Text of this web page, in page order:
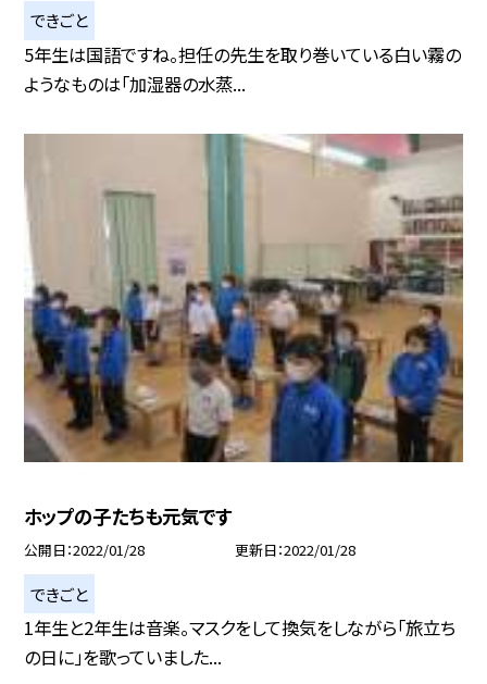
できごと
5年生は国語ですね。担任の先生を取り巻いている白い霧の
ようなものは「加湿器の水蒸...
ホップの子たちも元気です
公開日 2022/01/28 更新日 2022/01/28
できごと
1年生と2年生は音楽。マスクをして換気をしながら「旅立ち
の日に」を歌っていました...